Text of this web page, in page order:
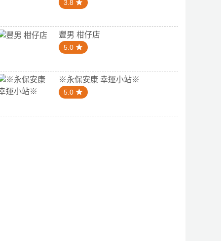
3.8
豐男 柑仔店
5.0
※永保安康 幸運小站※
5.0